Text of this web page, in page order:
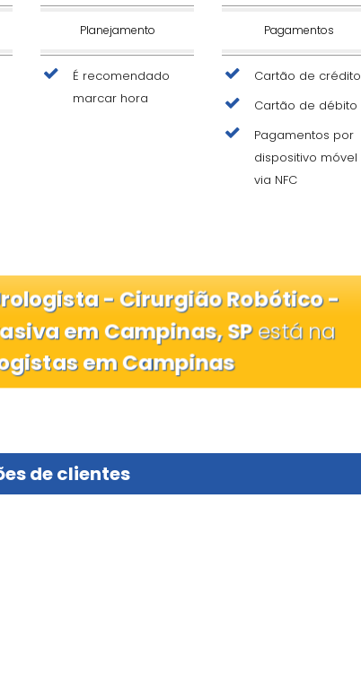
Planejamento
É recomendado
marcar hora
Pagamentos
Cartão de crédito
Cartão de débito
Pagamentos por
dispositivo móvel
via NFC
- Cirurgião Robótico -
em Campinas, SPestá na
em Campinas
de clientes